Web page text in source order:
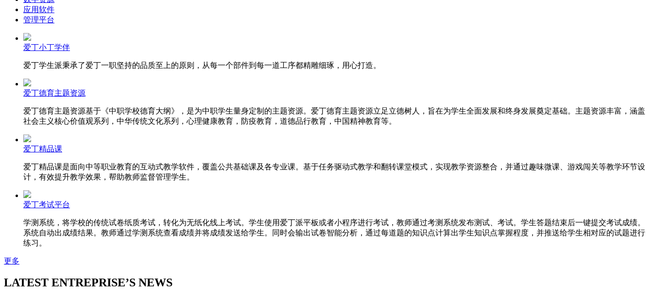
应用软件
管理平台
爱丁小丁学伴
爱丁学生派秉承了爱丁一职坚持的品质至上的原则，从每一个部件到每一道工序都精雕细琢，用心打造。
爱丁德育主题资源
爱丁德育主题资源基于《中职学校德育大纲》，是为中职学生量身定制的主题资源。爱丁德育主题资源立足立德树人，旨在为学生全面发展和终身发展奠定基础。主题资源丰富，涵盖
社会主义核心价值观系列，中华传统文化系列，心理健康教育，防疫教育，道德品行教育，中国精神教育等。
爱丁精品课
爱丁精品课是面向中等职业教育的互动式教学软件，覆盖公共基础课及各专业课。基于任务驱动式教学和翻转课堂模式，实现教学资源整合，并通过趣味微课、游戏闯关等教学环节设
计，有效提升教学效果，帮助教师监督管理学生。
爱丁考试平台
学测系统，将学校的传统试卷纸质考试，转化为无纸化线上考试。学生使用爱丁派平板或者小程序进行考试，教师通过考测系统发布测试、考试。学生答题结束后一键提交考试成绩。
系统自动出成绩结果。教师通过学测系统查看成绩并将成绩发送给学生。同时会输出试卷智能分析，通过每道题的知识点计算出学生知识点掌握程度，并推送给学生相对应的试题进行
练习。
更多
LATEST ENTREPRISE’S NEWS